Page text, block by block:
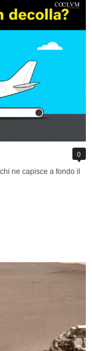
0
ne capisce a fondo il